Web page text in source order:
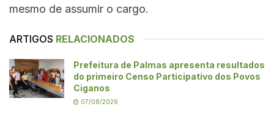
mesmo de assumir o cargo.
ARTIGOS RELACIONADOS
Prefeitura de Palmas apresenta resultados
do primeiro Censo Participativo dos Povos
Ciganos
07/08/2026